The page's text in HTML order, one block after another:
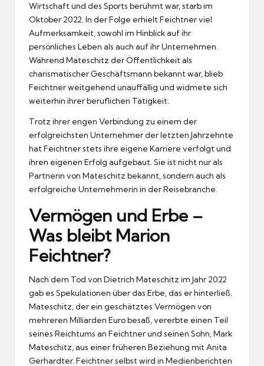
Wirtschaft und des Sports berühmt war, starb im
Oktober 2022. In der Folge erhielt Feichtner viel
Aufmerksamkeit, sowohl im Hinblick auf ihr
persönliches Leben als auch auf ihr Unternehmen.
Während Mateschitz der Öffentlichkeit als
charismatischer Geschäftsmann bekannt war, blieb
Feichtner weitgehend unauffällig und widmete sich
weiterhin ihrer beruflichen Tätigkeit.
Trotz ihrer engen Verbindung zu einem der
erfolgreichsten Unternehmer der letzten Jahrzehnte
hat Feichtner stets ihre eigene Karriere verfolgt und
ihren eigenen Erfolg aufgebaut. Sie ist nicht nur als
Partnerin von Mateschitz bekannt, sondern auch als
erfolgreiche Unternehmerin in der Reisebranche.
Vermögen und Erbe –
Was bleibt Marion
Feichtner?
Nach dem Tod von Dietrich Mateschitz im Jahr 2022
gab es Spekulationen über das Erbe, das er hinterließ.
Mateschitz, der ein geschätztes Vermögen von
mehreren Milliarden Euro besaß, vererbte einen Teil
seines Reichtums an Feichtner und seinen Sohn, Mark
Mateschitz, aus einer früheren Beziehung mit Anita
Gerhardter. Feichtner selbst wird in Medienberichten